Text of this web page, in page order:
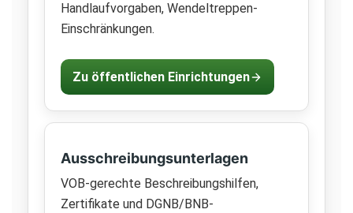
Handlaufvorgaben, Wendeltreppen-
Einschränkungen.
Zu öffentlichen Einrichtungen
Ausschreibungsunterlagen
VOB-gerechte Beschreibungshilfen,
Zertifikate und DGNB/BNB-